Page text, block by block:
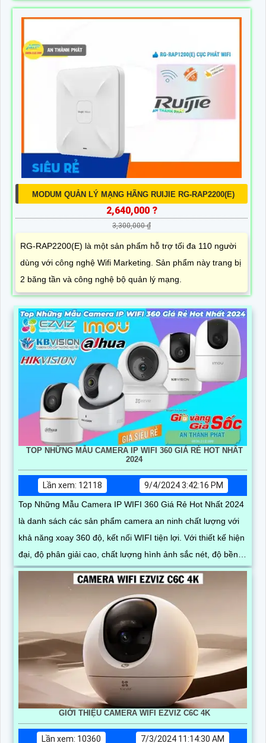
MODUM QUẢN LÝ MẠNG HÃNG RUIJIE RG-RAP2200(E)
2,640,000 ?
3,300,000 ₫
RG-RAP2200(E) là một sản phẩm hỗ trợ tối đa 110 người
dùng với công nghệ Wifi Marketing. Sản phẩm này trang bị
2 băng tần và công nghệ bộ quản lý mạng.
TOP NHỮNG MẪU CAMERA IP WIFI 360 GIÁ RẺ HOT NHẤT
2024
Lần xem: 12118
9/4/2024 3:42:16 PM
Top Những Mẫu Camera IP WIFI 360 Giá Rẻ Hot Nhất 2024
là danh sách các sản phẩm camera an ninh chất lượng với
khả năng xoay 360 độ, kết nối WIFI tiện lợi. Với thiết kế hiện
đại, độ phân giải cao, chất lượng hình ảnh sắc nét, độ bền
cao và giá cả hợp lý, đây là sự lựa chọn hàng đầu cho việc
giám sát an ninh trong gia đình, cửa hàng, văn phòng
GIỚI THIỆU CAMERA WIFI EZVIZ C6C 4K
Lần xem: 10360 7/3/2024 11:14:30 AM